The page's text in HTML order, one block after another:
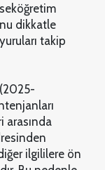
dikkatle
takip
arasında
ilgililere ön